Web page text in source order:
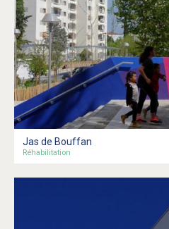
Jas de Bouffan
Réhabilitation